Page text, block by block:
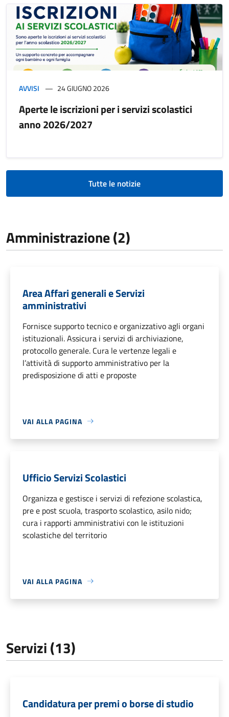
AVVISI 24 GIUGNO 2026
Aperte le iscrizioni per i servizi scolastici
anno 2026/2027
Tutte le notizie
Amministrazione (2)
Area Affari generali e Servizi
amministrativi
Fornisce supporto tecnico e organizzativo agli organi
istituzionali. Assicura i servizi di archiviazione,
protocollo generale. Cura le vertenze legali e
l’attività di supporto amministrativo per la
predisposizione di atti e proposte
VAI ALLA PAGINA
Ufficio Servizi Scolastici
Organizza e gestisce i servizi di refezione scolastica,
pre e post scuola, trasporto scolastico, asilo nido;
cura i rapporti amministrativi con le istituzioni
scolastiche del territorio
VAI ALLA PAGINA
Servizi (13)
Candidatura per premi o borse di studio